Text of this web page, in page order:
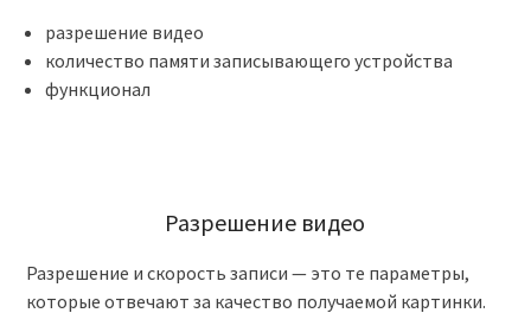
разрешение видео
количество памяти записывающего устройства
функционал
Разрешение видео
Разрешение и скорость записи — это те параметры,
которые отвечают за качество получаемой картинки.